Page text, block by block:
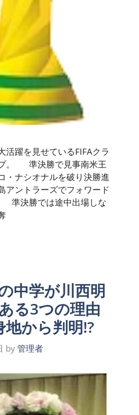
活躍を見せているFIFAクラ
。 準決勝で見事南米王
・ナシオナルを破り決勝進
アントラーズでフォワード
準決勝では途中出場しな
中学が川西明
る3つの理由
地から判明!?
by管理者